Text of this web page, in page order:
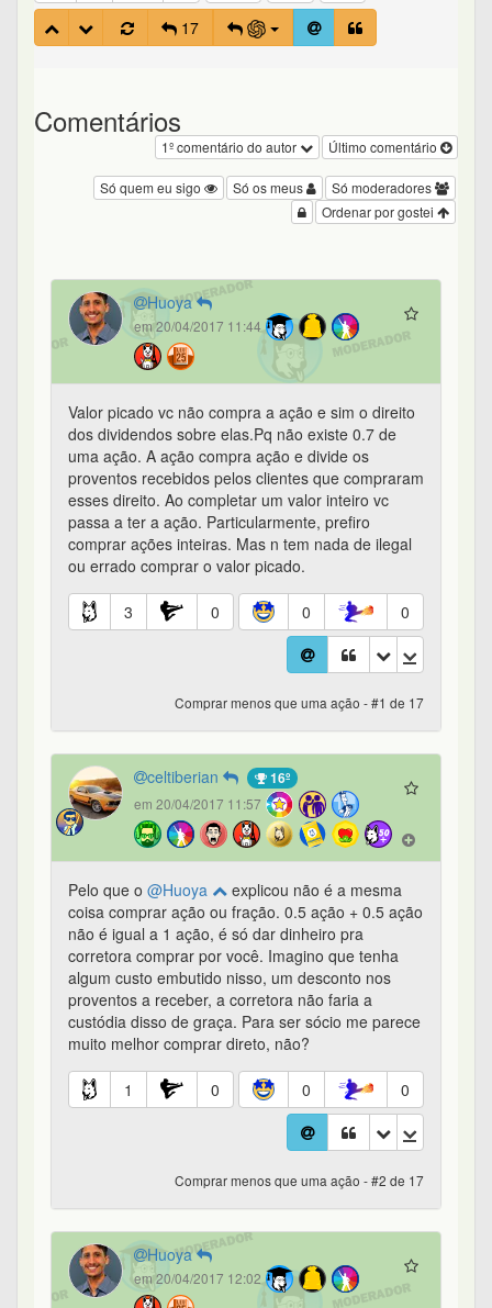
17
Comentários
Último comentário
1º comentário do autor
Só moderadores
Só os meus
Só quem eu sigo
Ordenar por gostei
Huoya
em 20/04/2017 11:44
Valor picado vc não compra a ação e sim o direito
dos dividendos sobre elas.Pq não existe 0.7 de
uma ação. A ação compra ação e divide os
proventos recebidos pelos clientes que compraram
esses direito. Ao completar um valor inteiro vc
passa a ter a ação. Particularmente, prefiro
comprar ações inteiras. Mas n tem nada de ilegal
ou errado comprar o valor picado.
3 0 0 0
Comprar menos que uma ação - #1 de 17
celtiberian 16º
em 20/04/2017 11:57
Pelo que o @Huoya
explicou não é a mesma
coisa comprar ação ou fração. 0.5 ação + 0.5 ação
não é igual a 1 ação, é só dar dinheiro pra
corretora comprar por você. Imagino que tenha
algum custo embutido nisso, um desconto nos
proventos a receber, a corretora não faria a
custódia disso de graça. Para ser sócio me parece
muito melhor comprar direto, não?
1 0 0 0
Comprar menos que uma ação - #2 de 17
Huoya
em 20/04/2017 12:02